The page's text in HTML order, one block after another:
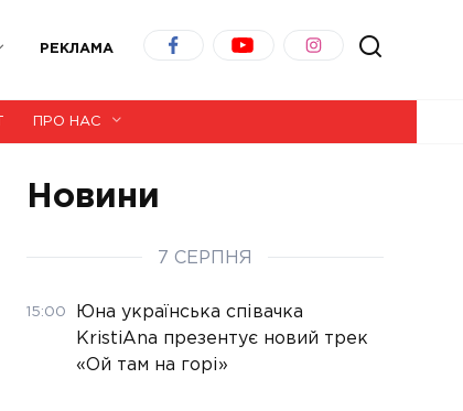
РЕКЛАМА
ПРО НАС
Новини
7 СЕРПНЯ
15:00
Юна українська співачка
KristiAna презентує новий трек
«Ой там на горі»